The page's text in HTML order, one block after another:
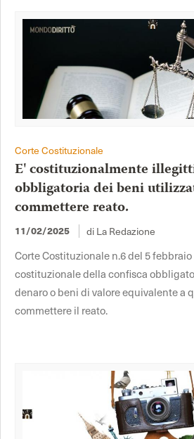
Corte Costituzionale
E' costituzionalmente
obbligatoria dei beni
commettere reato.
11/02/2025 di La Redazione
Corte Costituzionale n.6 del 5
costituzionale della confisca
denaro o beni di valore equivalente a
commettere il reato.